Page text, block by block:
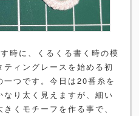
時に、くるくる書く時の模
ィングレースを始める初
つです。今日は20番糸を
り太く見えますが、細い
くモチーフを作る事で、